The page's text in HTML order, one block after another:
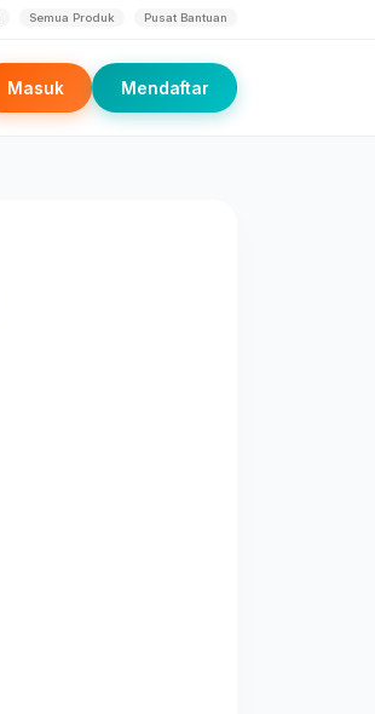
Semua Produk Pusat Bantuan
Masuk Mendaftar